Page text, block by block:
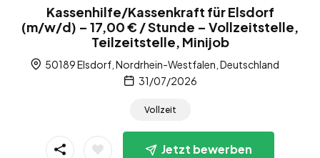
Kassenhilfe/Kassenkraft für Elsdorf
(m/w/d) – 17,00 € / Stunde – Vollzeitstelle,
Teilzeitstelle, Minijob
50189 Elsdorf, Nordrhein-Westfalen, Deutschland
31/07/2026
Vollzeit
Jetzt bewerben